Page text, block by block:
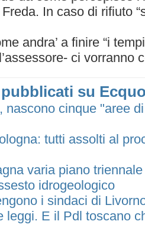
In caso di rifiuto
andra’ a finire “i
ci vorranno
su
nascono cinque "aree
tutti assolti al
varia piano
idrogeologico
i sindaci di
leggi. E il Pdl toscano